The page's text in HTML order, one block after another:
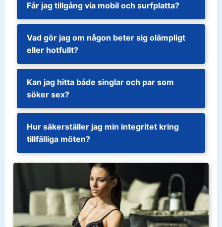
Får jag tillgång via mobil och surfplatta?
Vad gör jag om någon beter sig olämpligt
eller hotfullt?
Kan jag hitta både singlar och par som
söker sex?
Hur säkerställer jag min integritet kring
tillfälliga möten?